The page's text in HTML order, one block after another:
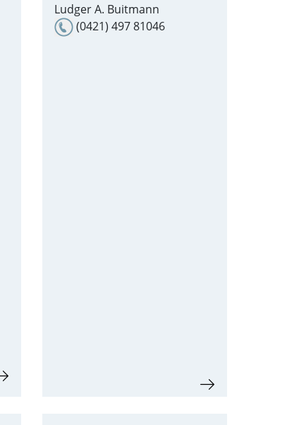
Ludger A. Buitmann
(0421) 497 81046